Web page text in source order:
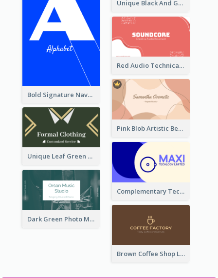
Bold Signature Navy Cool Personal Business Card Designs
Unique Black And Gold Geometric Business Card Templates
Red Audio Technica Business Card Design Layout
Pink Blob Artistic Beautician Business Card Maker
Unique Leaf Green Royal Tailor Business Card Designs
Complementary Technology Business Card Design
Dark Green Photo Music Studio Business Card
Brown Coffee Shop Logo Business Card